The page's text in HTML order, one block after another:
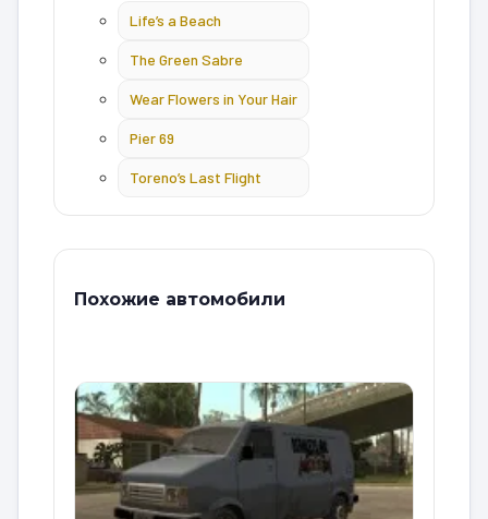
Life’s a Beach
The Green Sabre
Wear Flowers in Your Hair
Pier 69
Toreno’s Last Flight
Похожие автомобили